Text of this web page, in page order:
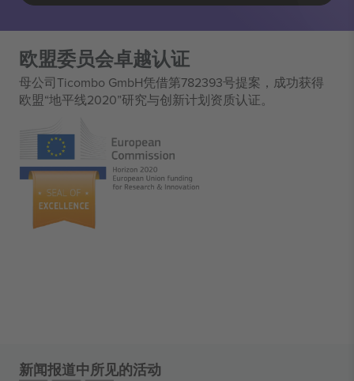
欧盟委员会卓越认证
母公司Ticombo GmbH凭借第782393号提案，成功获得
欧盟“地平线2020”研究与创新计划资质认证。
新闻报道中所见的活动